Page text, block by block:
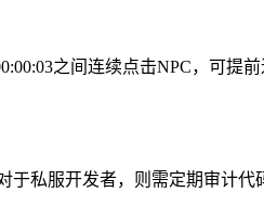
之间连续点击NPC，可提
私服开发者，则需定期审计代